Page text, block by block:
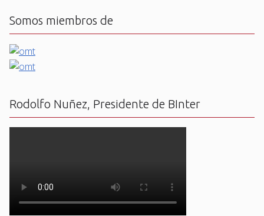
Somos miembros de
Rodolfo Nuñez, Presidente de BInter